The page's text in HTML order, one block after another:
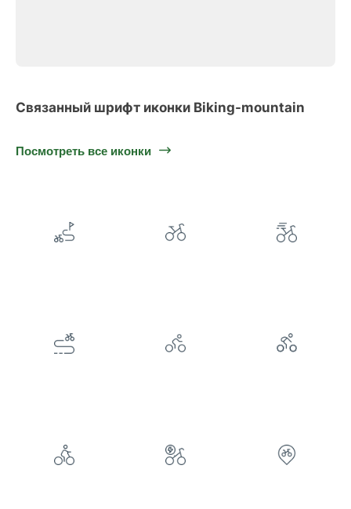
Связанный шрифт иконки Biking-mountain
Посмотреть все иконки